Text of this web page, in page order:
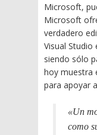
Microsoft,
Microsoft
verdadero
Visual Studio
siendo sólo
hoy muestra
para apoyar
«Un
como